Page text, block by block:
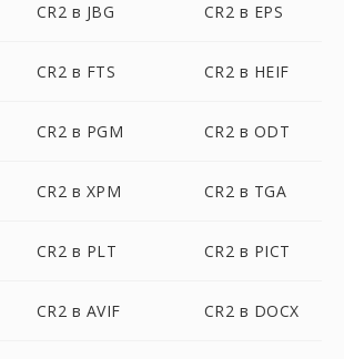
CR2 в JBG CR2 в EPS
CR2 в FTS CR2 в HEIF
CR2 в PGM CR2 в ODT
CR2 в XPM CR2 в TGA
CR2 в PLT CR2 в PICT
CR2 в AVIF CR2 в DOCX